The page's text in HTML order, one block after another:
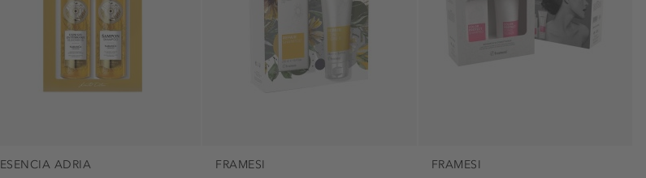
podaljševanje (1)
popravljanje (2)
proti izpadanju las (1)
proti lomljenju las (2)
ESENCIA ADRIA FRAMESI FRAMESI